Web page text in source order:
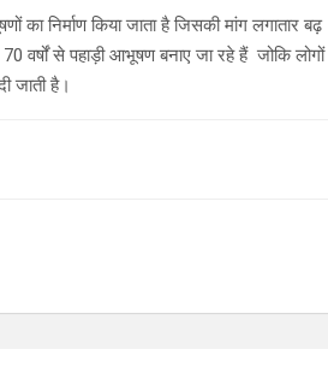
निर्माण किया जाता है जिसकी मांग लगातार बढ़
वर्षों से पहाड़ी आभूषण बनाए जा रहे हैं जोकि लोगों
जाती है।